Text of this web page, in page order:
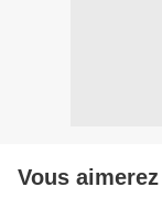
Vous